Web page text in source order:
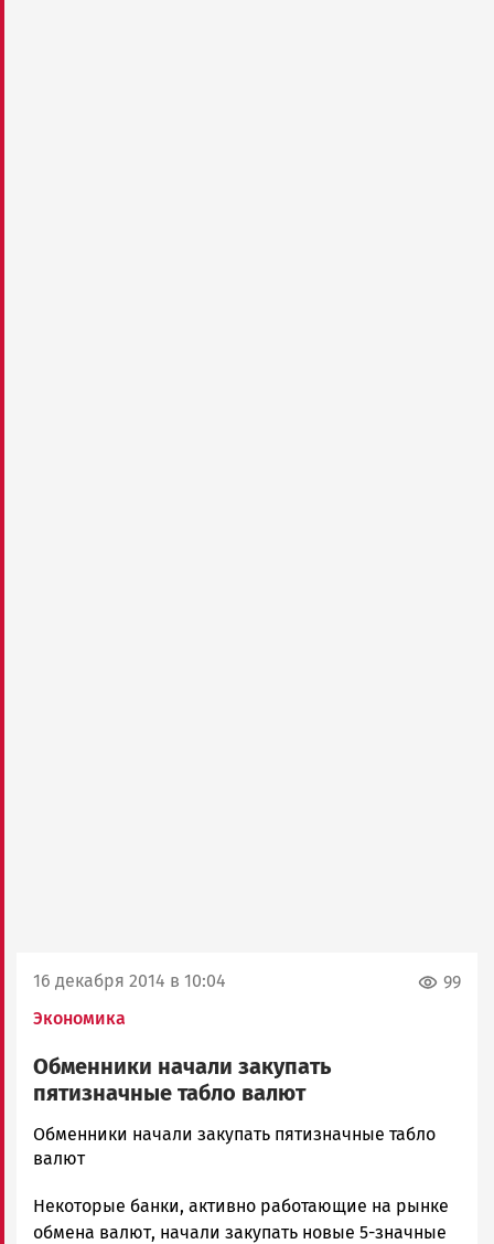
16 декабря 2014 в 10:04
Экономика
99
Обменники начали закупать
пятизначные табло валют
admintimur
Новости
и
Карелии
Обменники начали закупать пятизначные табло
валют
Некоторые банки, активно работающие на рынке
обмена валют, начали закупать новые 5-значные